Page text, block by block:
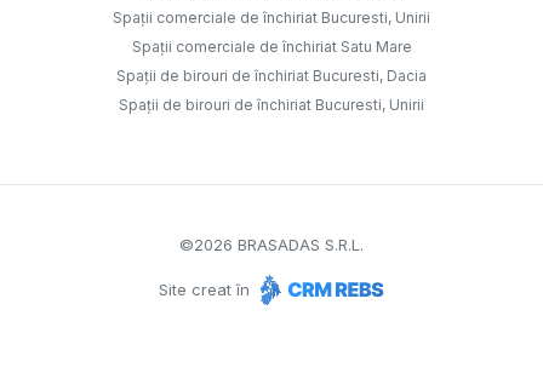
Spații comerciale de închiriat Bucuresti, Unirii
Spații comerciale de închiriat Satu Mare
Spații de birouri de închiriat Bucuresti, Dacia
Spații de birouri de închiriat Bucuresti, Unirii
©2026 BRASADAS S.R.L.
Site creat în